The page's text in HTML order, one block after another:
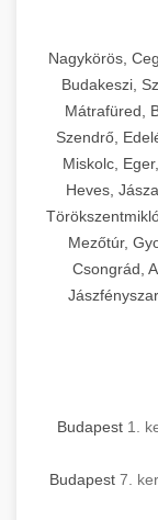
Nagykörös,
Budakeszi,
Mátrafüred,
Szendrő,
Miskolc,
Heves,
Mezőtúr,
Csongrád,
Budapest 1.
Budapest 7.